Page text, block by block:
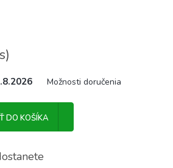
Možnosti doručenia
DO KOŠÍKA